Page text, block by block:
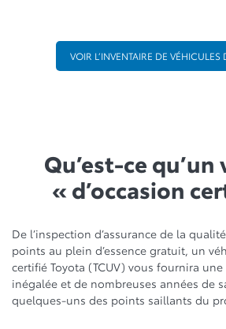
VOIR L’INVENTAIRE DE VÉHICULES
Qu’est-ce
« d’occasion
De l’inspection d’assurance de la
points au plein d’essence gratuit, un
certifié Toyota (TCUV) vous fournira
inégalée et de nombreuses années de
quelques-uns des points saillants du